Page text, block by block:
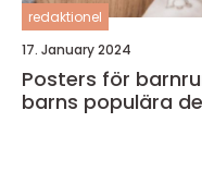
redaktionel
17. January 2024
Posters för
barns populära